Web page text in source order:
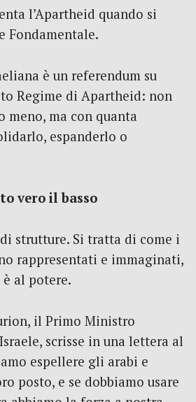
l’Apartheid quando si
Fondamentale.
è un referendum su
Regime di Apartheid: non
meno, ma con quanta
espanderlo o
vero il basso
strutture. Si tratta di come i
rappresentati e immaginati,
al potere.
il Primo Ministro
scrisse in una lettera al
espellere gli arabi e
posto, e se dobbiamo usare